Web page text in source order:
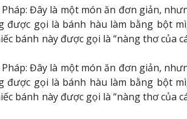
Đây là một món ăn đơn giản,
được gọi là bánh hàu làm bằng bột
bánh này được gọi là “nàng thơ của
Đây là một món ăn đơn giản,
được gọi là bánh hàu làm bằng bột
bánh này được gọi là “nàng thơ của